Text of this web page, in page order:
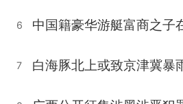
6
7 白海豚北上或致京津冀暴